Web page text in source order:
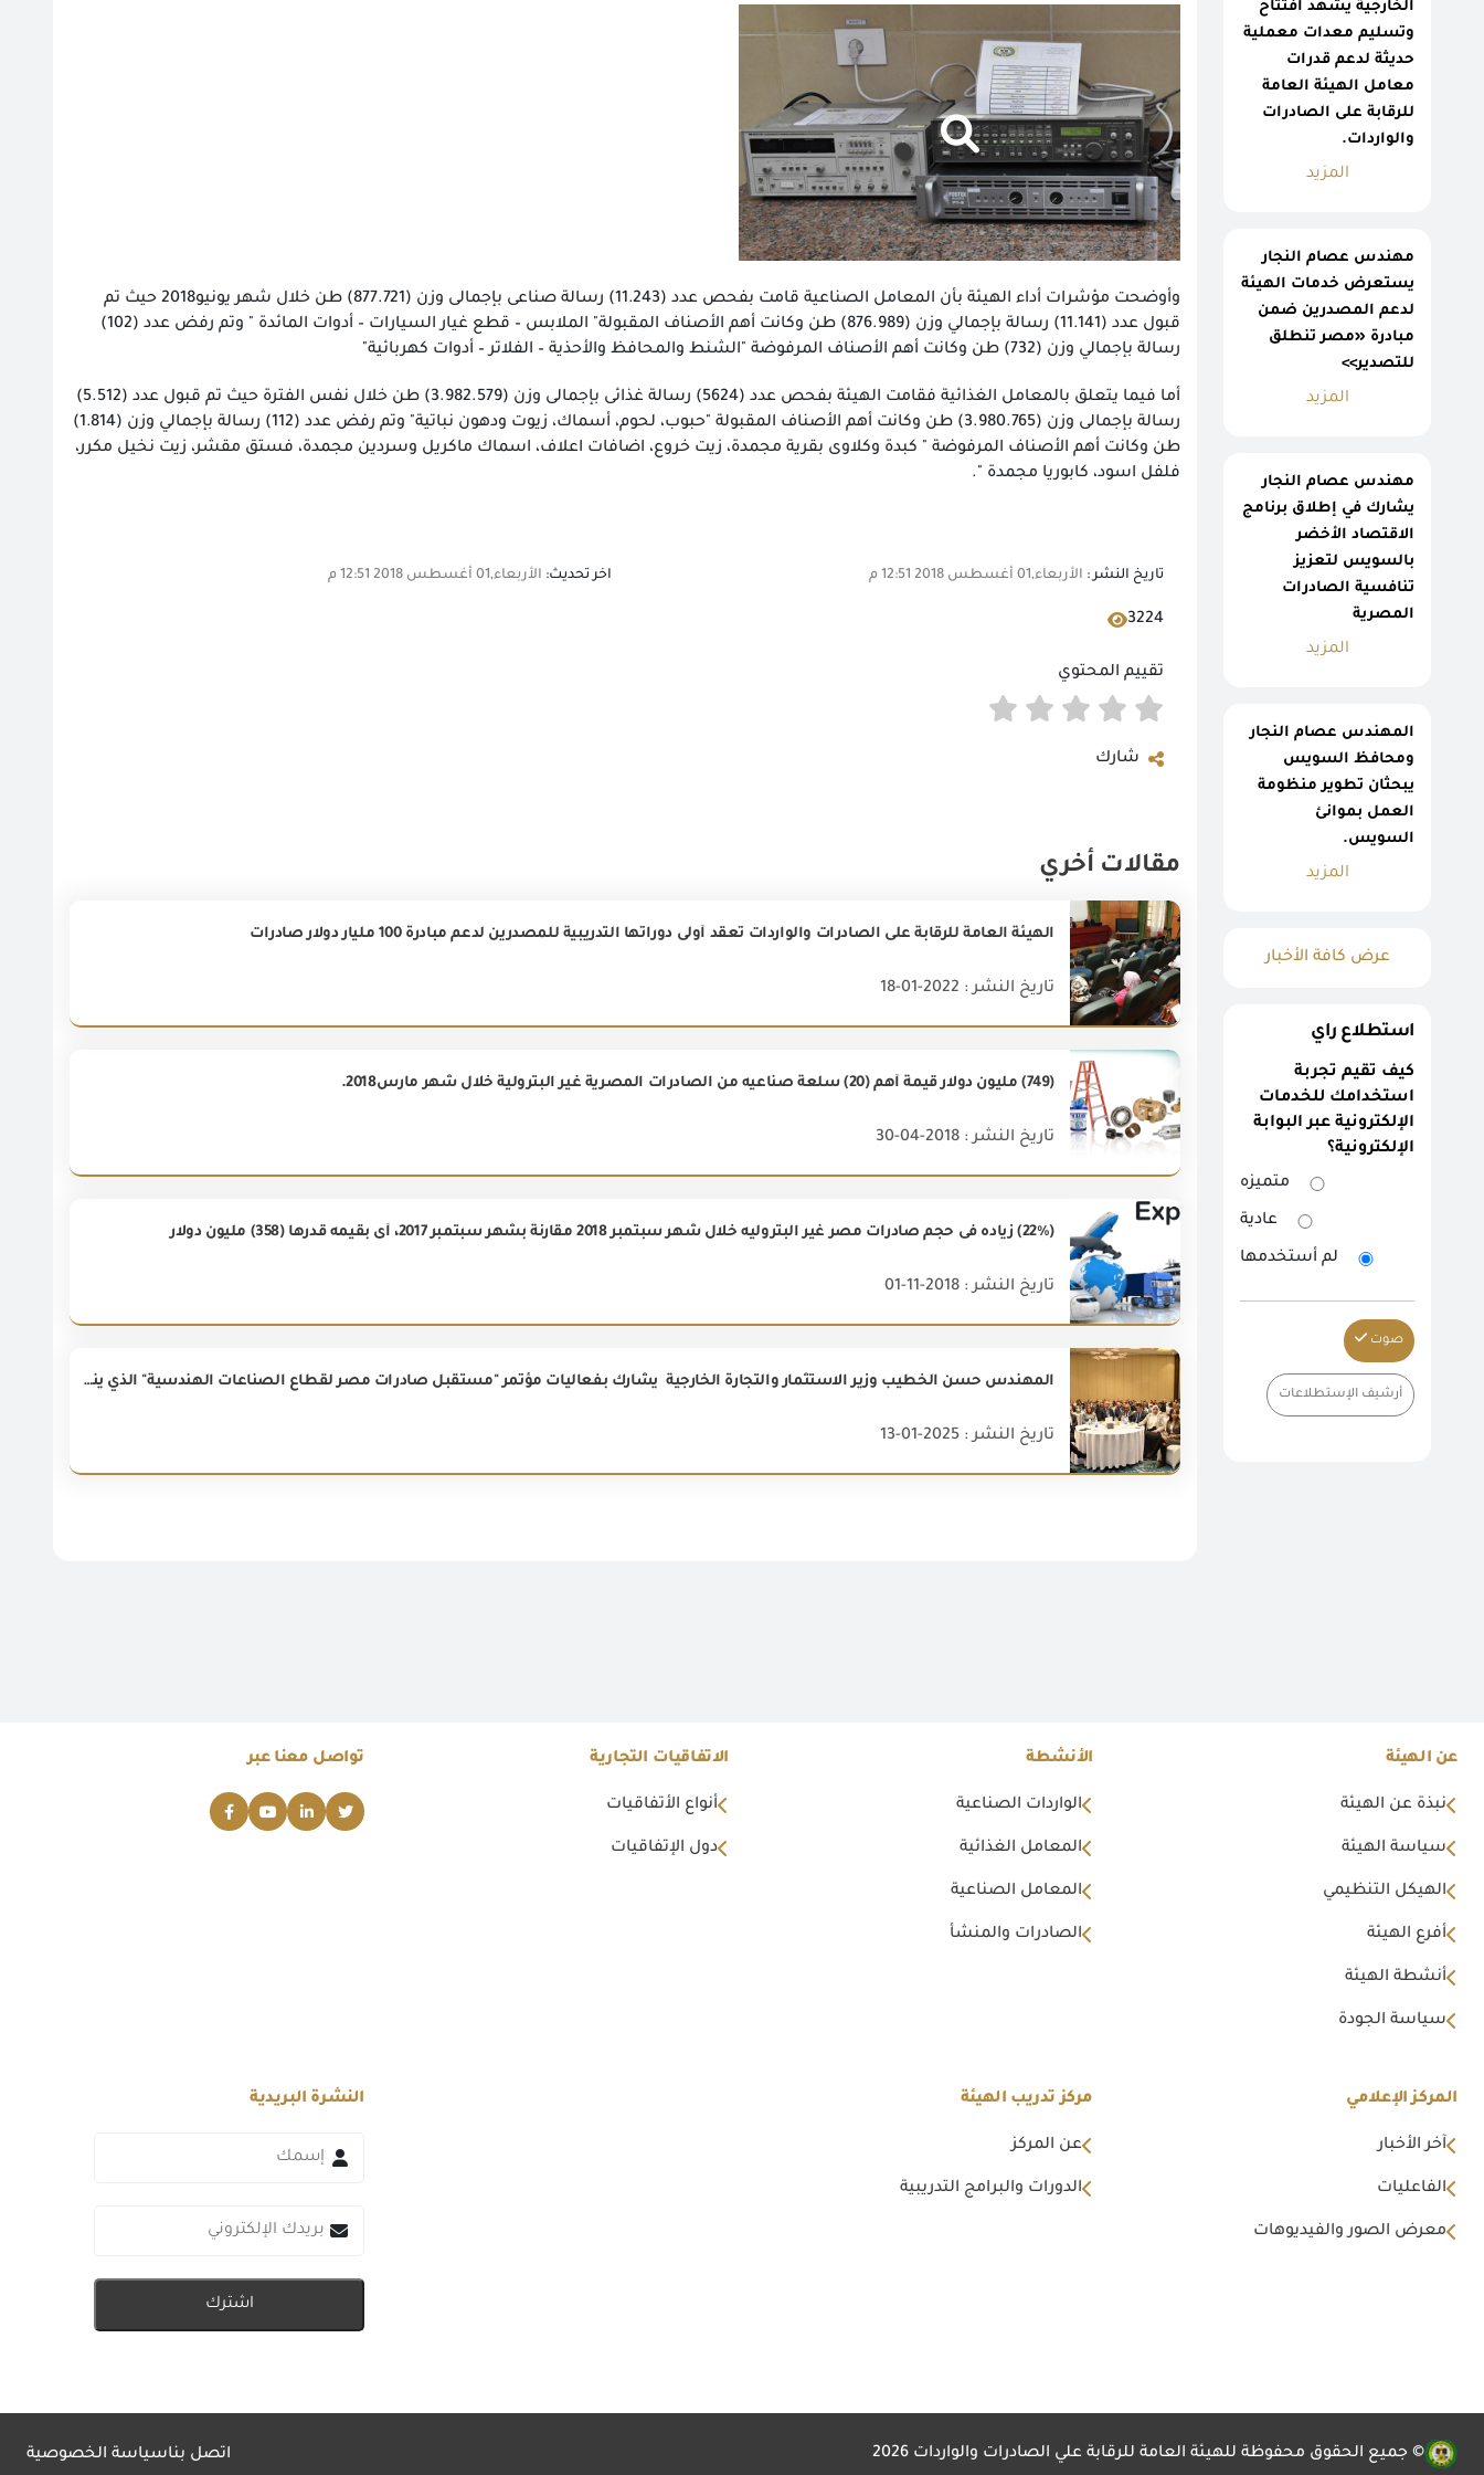
الخارجية يشهد افتتاح
وتسليم معدات معملية
حديثة لدعم قدرات
معامل الهيئة العامة
للرقابة على الصادرات
والواردات.
المزيد
مهندس عصام النجار
يستعرض خدمات الهيئة
لدعم المصدرين ضمن
مبادرة «مصر تنطلق
للتصدير>>
المزيد
مهندس عصام النجار
يشارك في إطلاق برنامج
الاقتصاد الأخضر
بالسويس لتعزيز
تنافسية الصادرات
المصرية
المزيد
المهندس عصام النجار
ومحافظ السويس
يبحثان تطوير منظومة
العمل بموانئ
السويس.
المزيد
عرض كافة الأخبار
استطلاع راي
كيف تقيم تجربة
استخدامك للخدمات
الإلكترونية عبر البوابة
الإلكترونية؟
متميزه
عادية
لم أستخدمها
صوت
أرشيف الإستطلاعات
وأوضحت مؤشرات أداء الهيئة بأن المعامل الصناعية قامت بفحص عدد (11.243) رسالة صناعى بإجمالى وزن (877.721) طن خلال شهر يونيو2018 حيث تم
قبول عدد (11.141) رسالة بإجمالي وزن (876.989) طن وكانت أهم الأصناف المقبولة" الملابس – قطع غيار السيارات – أدوات المائدة " وتم رفض عدد (102)
رسالة بإجمالي وزن (732) طن وكانت أهم الأصناف المرفوضة "الشنط والمحافظ والأحذية – الفلاتر – أدوات كهربائية"
أما فيما يتعلق بالمعامل الغذائية فقامت الهيئة بفحص عدد (5624) رسالة غذائى بإجمالى وزن (3.982.579) طن خلال نفس الفترة حيث تم قبول عدد (5.512)
رسالة بإجمالى وزن (3.980.765) طن وكانت أهم الأصناف المقبولة "حبوب، لحوم، أسماك، زيوت ودهون نباتية" وتم رفض عدد (112) رسالة بإجمالي وزن (1.814)
طن وكانت أهم الأصناف المرفوضة " كبدة وكلاوى بقرية مجمدة، زيت خروع، اضافات اعلاف، اسماك ماكريل وسردين مجمدة، فستق مقشر، زيت نخيل مكرر،
فلفل اسود، كابوريا مجمدة ".
تاريخ النشر : الأربعاء,01 أغسطس 2018 12:51 م اخر تحديث: الأربعاء,01 أغسطس 2018 12:51 م
3224
تقييم المحتوي
شارك
مقالات أخري
الهيئة العامة للرقابة على الصادرات والواردات تعقد أولى دوراتها التدريبية للمصدرين لدعم مبادرة 100 مليار دولار صادرات
تاريخ النشر : 2022-01-18
(749) مليون دولار قيمة أهم (20) سلعة صناعيه من الصادرات المصرية غير البترولية خلال شهر مارس2018.
تاريخ النشر : 2018-04-30
(22%) زياده فى حجم صادرات مصر غير البتروليه خلال شهر سبتمبر 2018 مقارنة بشهر سبتمبر 2017، أى بقيمه قدرها (358) مليون دولار
تاريخ النشر : 2018-11-01
المهندس حسن الخطيب وزير الاستثمار والتجارة الخارجية يشارك بفعاليات مؤتمر "مستقبل صادرات مصر لقطاع الصناعات الهندسية" الذي ينظمه المجلس التصديري للصناعات الهندسية
تاريخ النشر : 2025-01-13
عن الهيئة
نبذة عن الهيئة
سياسة الهيئة
الهيكل التنظيمي
أفرع الهيئة
أنشطة الهيئة
سياسة الجودة
الأنشطة
الواردات الصناعية
المعامل الغذائية
المعامل الصناعية
الصادرات والمنشأ
الاتفاقيات التجارية
أنواع الأتفاقيات
دول الإتفاقيات
تواصل معنا عبر
المركز الإعلامي
آخر الأخبار
الفاعليات
معرض الصور والفيديوهات
مركز تدريب الهيئة
عن المركز
الدورات والبرامج التدريبية
النشرة البريدية
اشترك
© جميع الحقوق محفوظة للهيئة العامة للرقابة علي الصادرات والواردات 2026 اتصل بناسياسة الخصوصية